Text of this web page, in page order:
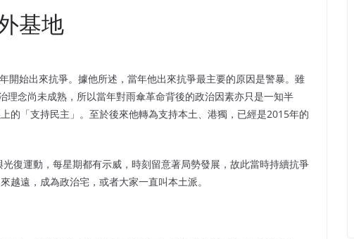
基地
始出來抗爭。據他所述，當年他出來抗爭最主要的原因是警暴。雖
理念尚未成熟，所以當年對雨傘革命背後的政治因素亦只是一知半
的「支持民主」。至於後來他轉為支持本土、港獨，已經是2015年的
復運動，每星期都有示威，時刻留意著局勢發展，故此當時持續抗爭
越遠，成為政治宅，或者大家一直叫本土派。